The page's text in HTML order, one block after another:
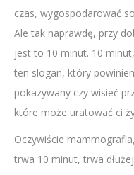
czas, wygospodarować
Ale tak naprawdę, przy
jest to 10 minut. 10
ten slogan, który
pokazywany czy wisieć
które może uratować ci
Oczywiście
trwa 10 minut, trwa